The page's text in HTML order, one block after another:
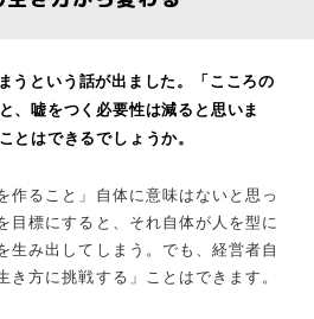
うという話が出ました。「こころの
、嘘をつく必要性は減ると思いま
とはできるでしょうか。
作ること」自体に意味はないと思っ
目標にすると、それ自体が人を型に
生み出してしまう。でも、経営者自
き方に挑戦する」ことはできます。